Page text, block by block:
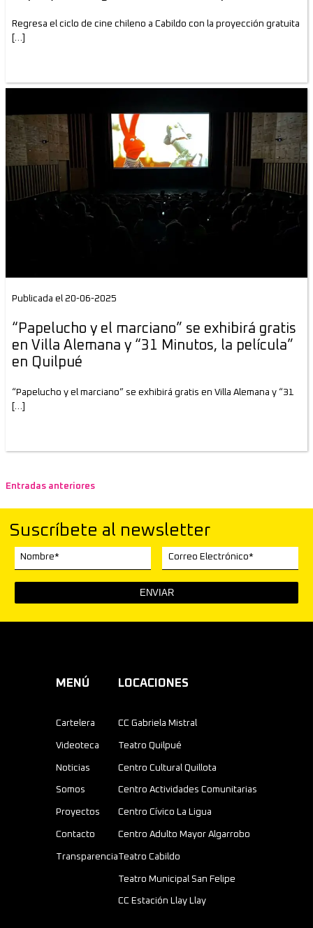
Regresa el ciclo de cine chileno a Cabildo con la proyección gratuita
[…]
Publicada el 20-06-2025
“Papelucho y el marciano” se exhibirá gratis
en Villa Alemana y “31 Minutos, la película”
en Quilpué
“Papelucho y el marciano” se exhibirá gratis en Villa Alemana y “31
[…]
N
a
v
e
g
Entradas anteriores
Suscríbete al newsletter
Nombre* Correo Electrónico*
MENÚ
Cartelera
Videoteca
Noticias
Somos
Proyectos
Contacto
Transparencia
LOCACIONES
CC Gabriela Mistral
Teatro Quilpué
Centro Cultural Quillota
Centro Actividades Comunitarias
Centro Cívico La Ligua
Centro Adulto Mayor Algarrobo
Teatro Cabildo
Teatro Municipal San Felipe
CC Estación Llay Llay